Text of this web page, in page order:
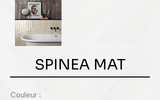
SPINEA MAT
Couleur :